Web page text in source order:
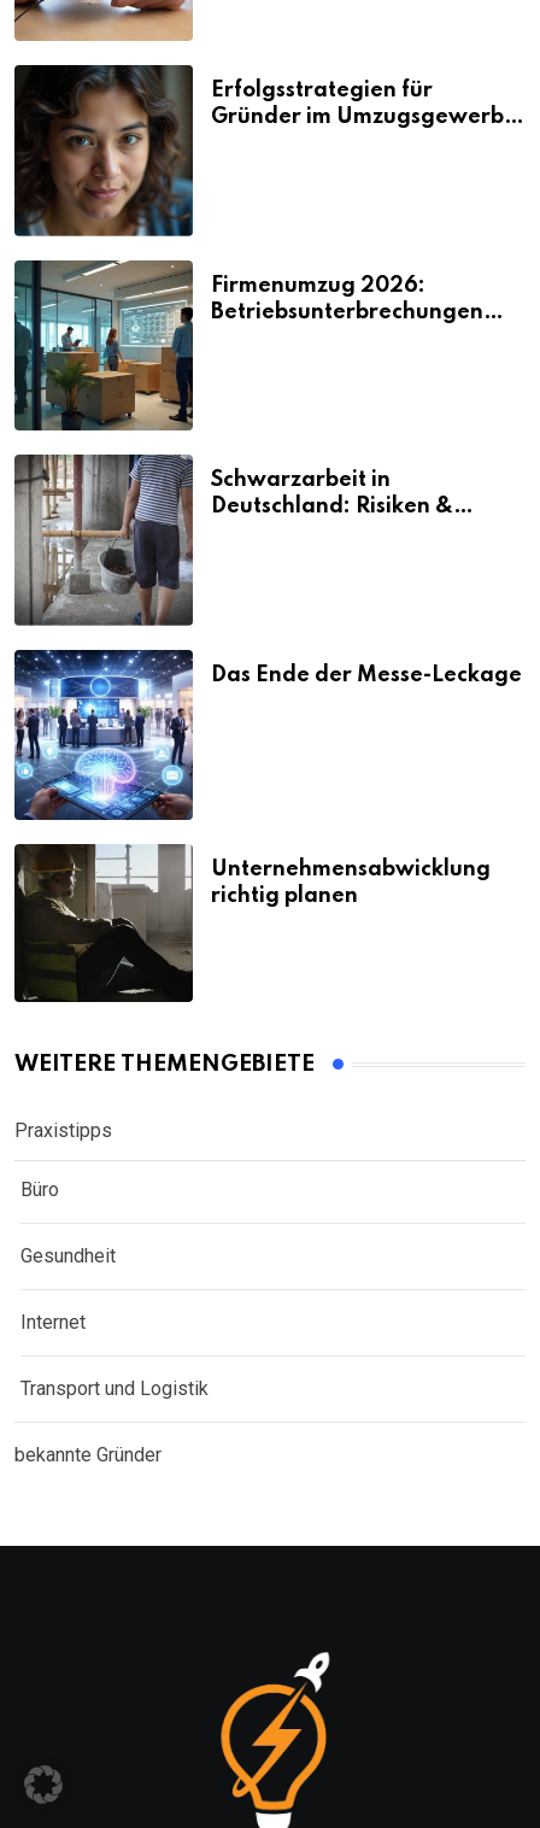
Erfolgsstrategien für
Gründer im Umzugsgewerbe
Firmenumzug 2026:
Betriebsunterbrechungen
Schwarzarbeit in
Deutschland: Risiken &
Das Ende der Messe-Leckage
Unternehmensabwicklung
richtig planen
WEITERE THEMENGEBIETE
Praxistipps
Büro
Gesundheit
Internet
Transport und Logistik
bekannte Gründer